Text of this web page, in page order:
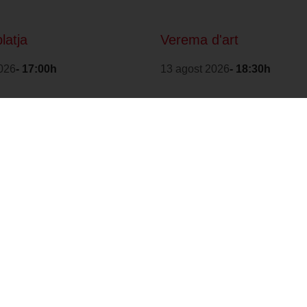
- 17:00h
Verema d'art
13 agost 2026- 18:30h